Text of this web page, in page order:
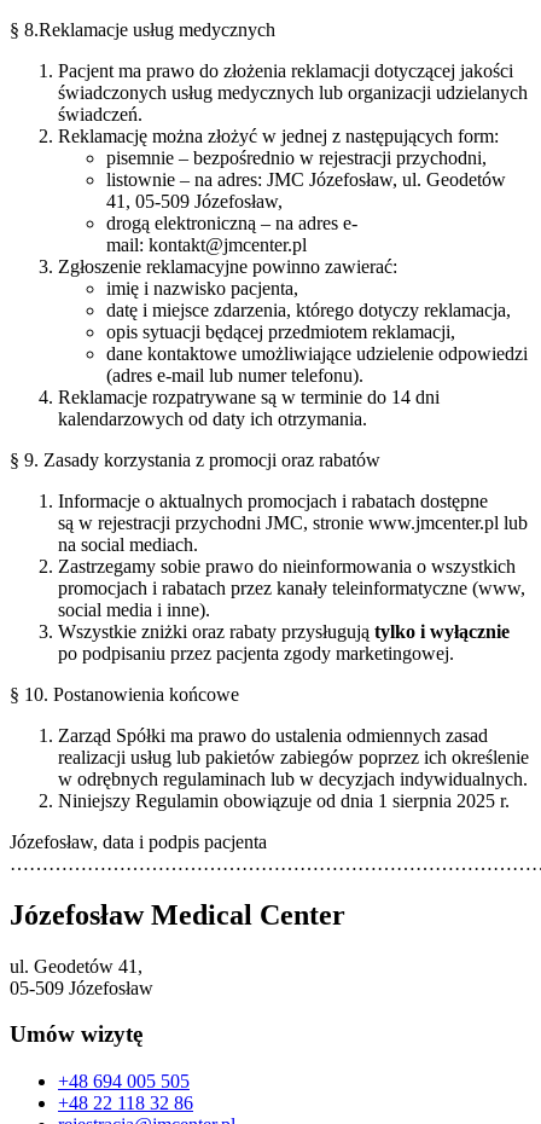
§ 8.Reklamacje usług medycznych
Pacjent ma prawo do złożenia reklamacji dotyczącej jakości
świadczonych usług medycznych lub organizacji udzielanych
świadczeń.
Reklamację można złożyć w jednej z następujących form:
pisemnie – bezpośrednio w rejestracji przychodni,
listownie – na adres: JMC Józefosław, ul. Geodetów
41, 05-509 Józefosław,
drogą elektroniczną – na adres e-
mail: kontakt@jmcenter.pl
Zgłoszenie reklamacyjne powinno zawierać:
imię i nazwisko pacjenta,
datę i miejsce zdarzenia, którego dotyczy reklamacja,
opis sytuacji będącej przedmiotem reklamacji,
dane kontaktowe umożliwiające udzielenie odpowiedzi
(adres e-mail lub numer telefonu).
Reklamacje rozpatrywane są w terminie do 14 dni
kalendarzowych od daty ich otrzymania.
§ 9. Zasady korzystania z promocji oraz rabatów
Informacje o aktualnych promocjach i rabatach dostępne
są w rejestracji przychodni JMC, stronie www.jmcenter.pl lub
na social mediach.
Zastrzegamy sobie prawo do nieinformowania o wszystkich
promocjach i rabatach przez kanały teleinformatyczne (www,
social media i inne).
Wszystkie zniżki oraz rabaty przysługują tylko i wyłącznie
po podpisaniu przez pacjenta zgody marketingowej.
§ 10. Postanowienia końcowe
Zarząd Spółki ma prawo do ustalenia odmiennych zasad
realizacji usług lub pakietów zabiegów poprzez ich określenie
w odrębnych regulaminach lub w decyzjach indywidualnych.
Niniejszy Regulamin obowiązuje od dnia 1 sierpnia 2025 r.
Józefosław, data i podpis pacjenta
Józefosław Medical Center
ul. Geodetów 41,
05-509 Józefosław
Umów wizytę
+48 694 005 505
+48 22 118 32 86